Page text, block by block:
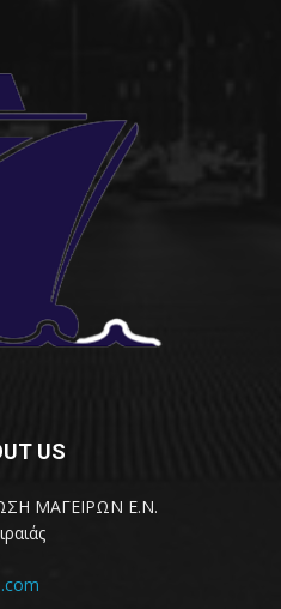
US
ΜΑΓΕΙΡΩΝ Ε.Ν.